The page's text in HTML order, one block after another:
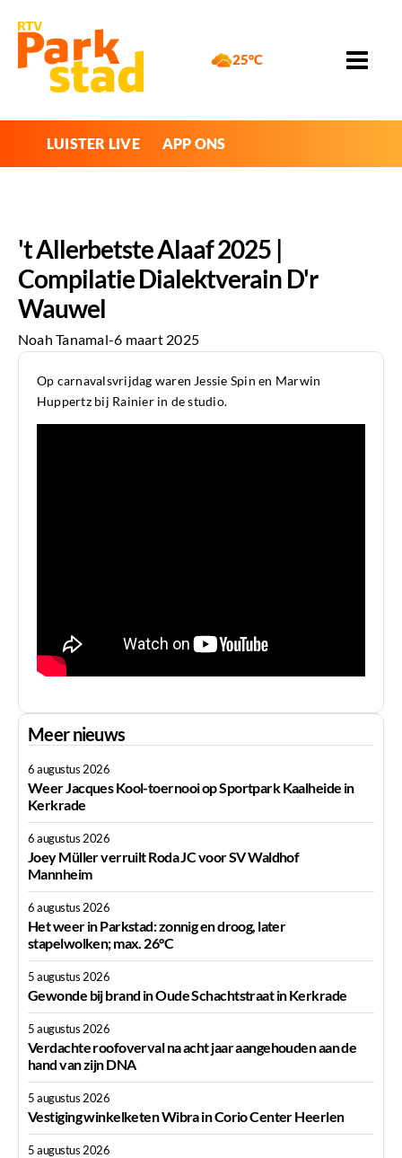
25°C
LUISTER LIVE APP ONS
't Allerbetste Alaaf 2025 |
Compilatie Dialektverain D'r
Wauwel
Noah Tanamal-6 maart 2025
Op carnavalsvrijdag waren Jessie Spin en Marwin
Huppertz bij Rainier in de studio.
Meer nieuws
6 augustus 2026
Weer Jacques Kool-toernooi op Sportpark Kaalheide in
Kerkrade
6 augustus 2026
Joey Müller verruilt Roda JC voor SV Waldhof
Mannheim
6 augustus 2026
Het weer in Parkstad: zonnig en droog, later
stapelwolken; max. 26°C
5 augustus 2026
Gewonde bij brand in Oude Schachtstraat in Kerkrade
5 augustus 2026
Verdachte roofoverval na acht jaar aangehouden aan de
hand van zijn DNA
5 augustus 2026
Vestiging winkelketen Wibra in Corio Center Heerlen
5 augustus 2026